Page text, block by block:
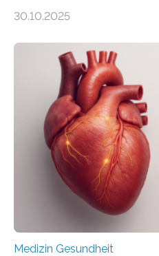
behandelt werden kann. In
Oncology, zeigen die
aus Gewebe von
sogenannte Organoide –
vorab zu prüfen, welche
wirken. Dabei wurde ein
als Biomarker für die Wahl
dienen könnte. Darmkrebs
häufigsten Krebsarten und
30.10.2025
Medizin Gesundheit